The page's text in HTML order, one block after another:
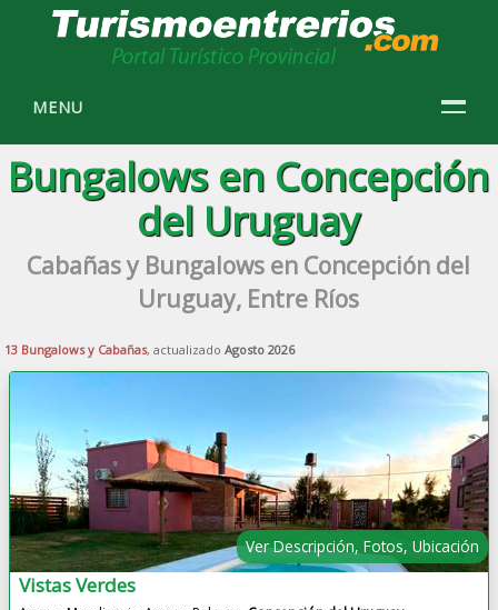
MENU
Bungalows en Concepción
del Uruguay
Cabañas y Bungalows en Concepción del
Uruguay, Entre Ríos
13 Bungalows y Cabañas, actualizadoAgosto 2026
Ver Descripción, Fotos, Ubicación
Vistas Verdes